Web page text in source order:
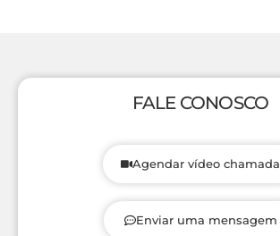
FALE CONOSCO
Agendar vídeo chamada
Enviar uma mensagem